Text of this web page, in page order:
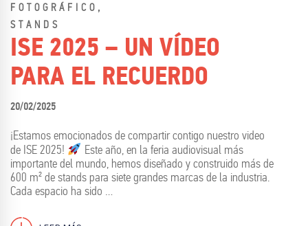
FOTOGRÁFICO ,
STANDS
ISE 2025 – UN VÍDEO
PARA EL RECUERDO
20/02/2025
¡Estamos emocionados de compartir contigo nuestro video
de ISE 2025!
Este año, en la feria audiovisual más
importante del mundo, hemos diseñado y construido más de
600 m² de stands para siete grandes marcas de la industria.
Cada espacio ha sido …